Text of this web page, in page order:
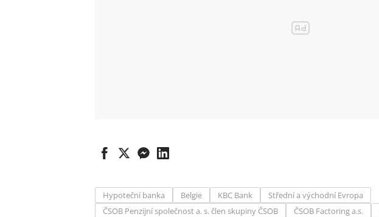
Hypoteční banka Belgie KBC Bank
Střední a východní Evropa
ČSOB Penzijní společnost a. s. člen skupiny ČSOB
ČSOB Factoring a.s.